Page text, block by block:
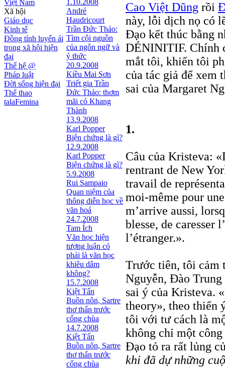
Việt Nam
Xã hội
Giáo dục
Kinh tế
Đồng tính luyến ái
trong xã hội hiện
đại
Thế hệ @
Pháp luật
Đời sống hiện đại
Thể thao
talaFemina
1.10.2008
André
Haudricourt
Trần Đức Thảo:
Tìm cội nguồn
của ngôn ngữ và
ý thức
20.9.2008
Kiều Mai Sơn
Triết gia Trần
Ðức Thảo: thơm
mãi cỏ Khang
Thành
13.9.2008
Karl Popper
Biện chứng là gì?
12.9.2008
Karl Popper
Biện chứng là gì?
5.9.2008
Rui Sampaio
Quan niệm của
thông diễn học về
văn hoá
24.7.2008
Tam Ích
Văn học hiện
tượng luận có
phải là văn học
khiêu dâm
không?
15.7.2008
Kiệt Tấn
Buồn nôn, Sartre
thơ thẩn trước
cổng chùa
14.7.2008
Kiệt Tấn
Buồn nôn, Sartre
thơ thẩn trước
cổng chùa
Cao Việt Dũng rồi
này, lỗi dịch nọ có
Đạo kết thúc bằng
DÉNINITIF. Chính
mắt tôi, khiến tôi
của tác giả để xem
sai của Margaret
1.
Câu của Kristeva:
rentrant de New
travail de
moi-même pour
m’arrive aussi,
blesse, de caresser
l’étranger.».
Trước tiên, tôi cảm
Nguyễn, Đào
sai ý của Kristeva.
theory», theo thiển
tôi với tư cách là
không chỉ một
Đạo tỏ ra rất lủng
khi đã dự những